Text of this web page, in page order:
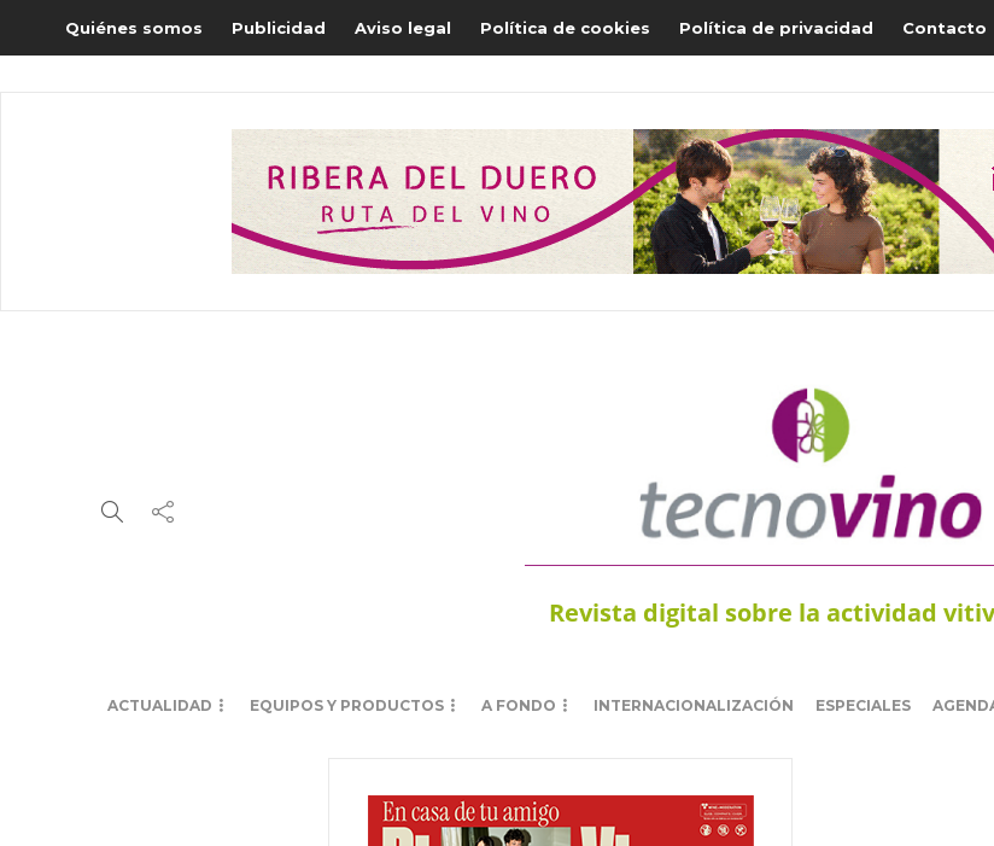
Quiénes somos Publicidad Aviso legal Política de cookies Política de privacidad Contacto
Revista digital sobre la actividad
ACTUALIDAD EQUIPOS Y PRODUCTOS A FONDO INTERNACIONALIZACIÓN ESPECIALES